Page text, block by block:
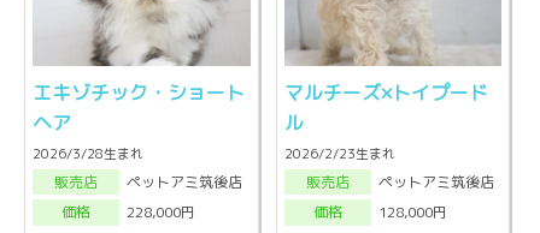
エキゾチック・ショート
ヘア
2026/3/28生まれ
販売店
ペットアミ筑後店
価格
228,000円
マルチーズ×トイプード
ル
2026/2/23生まれ
販売店
ペットアミ筑後店
価格
128,000円